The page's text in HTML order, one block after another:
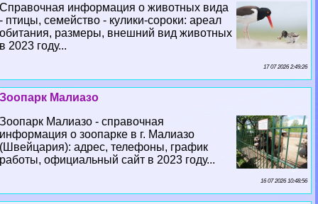
Справочная информация о животных вида
- птицы, семейство - кулики-сороки: ареал
обитания, размеры, внешний вид животных
в 2023 году...
17 07 2026 2:49:26
Зоопарк Малиазо
Зоопарк Малиазо - справочная
информация о зоопарке в г. Малиазо
(Швейцария): адрес, телефоны, график
работы, официальный сайт в 2023 году...
16 07 2026 10:48:56